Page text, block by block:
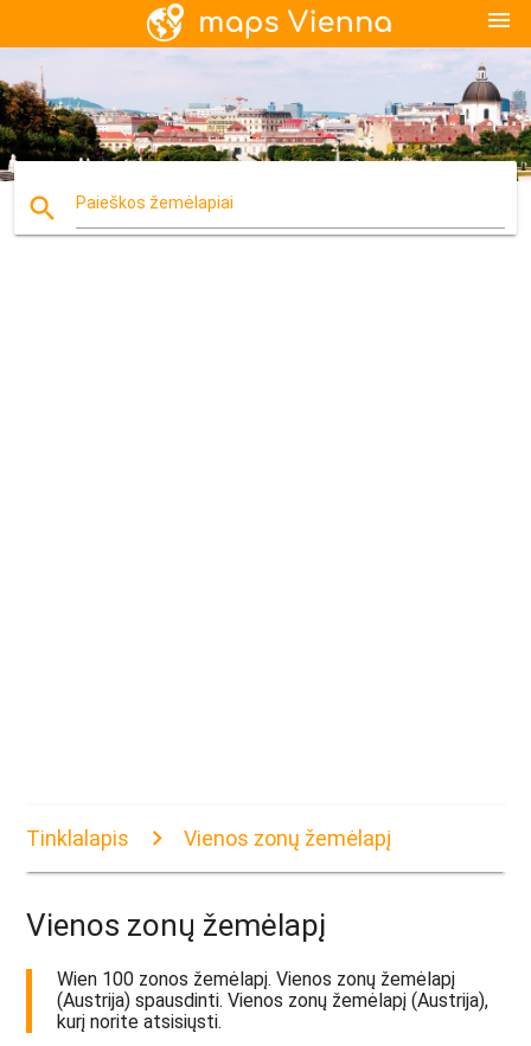
menu
search Paieškos žemėlapiai
Tinklalapis Vienos zonų žemėlapį
Vienos zonų žemėlapį
Wien 100 zonos žemėlapį. Vienos zonų žemėlapį
(Austrija) spausdinti. Vienos zonų žemėlapį (Austrija),
kurį norite atsisiųsti.